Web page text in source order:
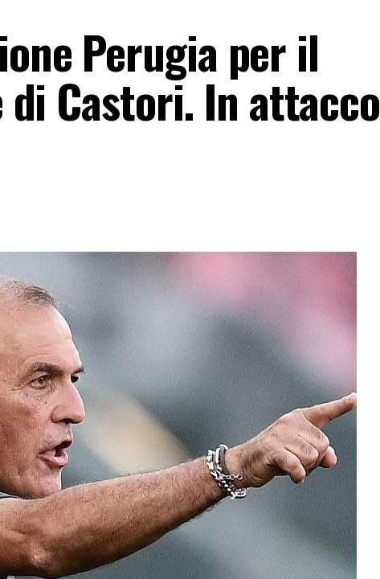
Perugia per il
Castori. In attacco